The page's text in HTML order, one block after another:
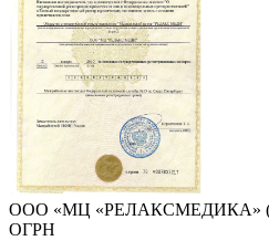
ООО «МЦ «РЕЛАКСМЕДИКА»
ОГРН